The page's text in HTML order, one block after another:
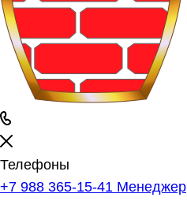
Телефоны
+7 988 365-15-41 Менеджер